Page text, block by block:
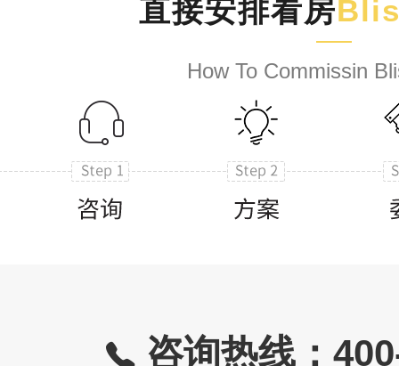
直接安排看房
How To Commissin
咨询热线：